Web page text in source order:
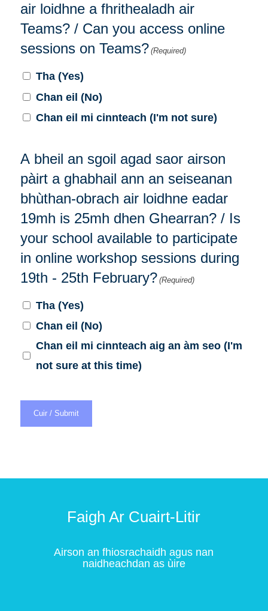
air loidhne a fhrithealadh air
Teams? / Can you access online
sessions on Teams? (Required)
Tha (Yes)
Chan eil (No)
Chan eil mi cinnteach (I'm not sure)
A bheil an sgoil agad saor airson
pàirt a ghabhail ann an seiseanan
bhùthan-obrach air loidhne eadar
19mh is 25mh dhen Ghearran? / Is
your school available to participate
in online workshop sessions during
19th - 25th February? (Required)
Tha (Yes)
Chan eil (No)
Chan eil mi cinnteach aig an àm seo (I'm
not sure at this time)
Faigh Ar Cuairt-Litir
Airson an fhiosrachaidh agus nan
naidheachdan as ùire